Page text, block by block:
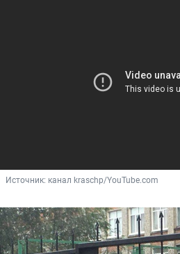
Источник: канал kraschp/YouTube.com